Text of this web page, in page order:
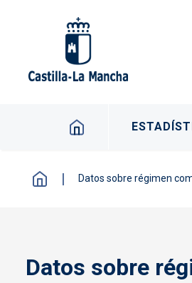
Navegación
Datos sobre régimen
Datos sobre